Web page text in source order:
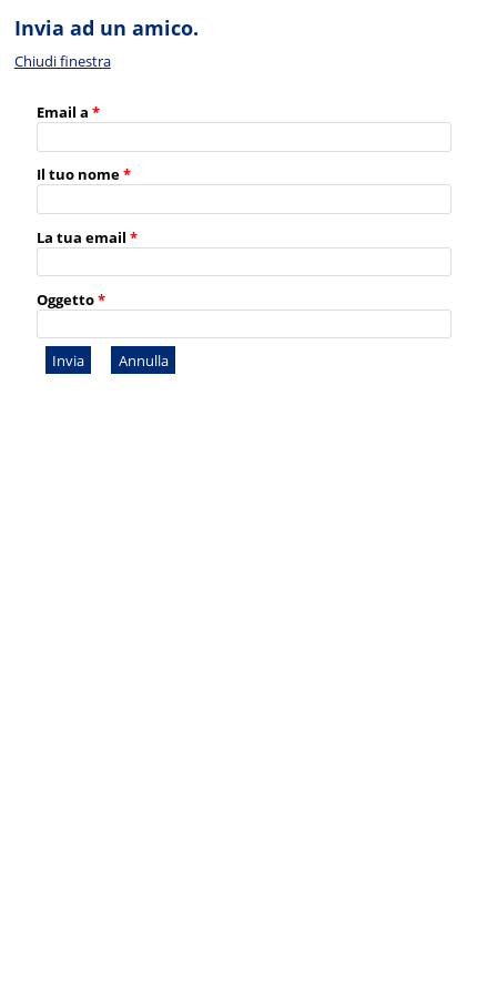
Invia ad un amico.
Chiudi finestra
Email a *
Il tuo nome*
La tua email *
Oggetto*
Invia Annulla